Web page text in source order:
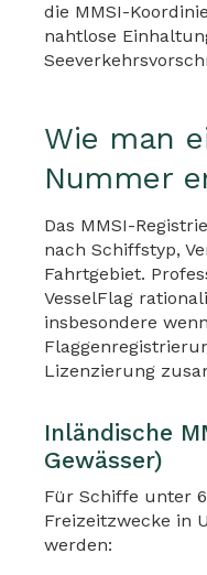
die MMSI-
nahtlose
Wie man
Nummer
Das MMSI-
nach Schiffstyp,
Fahrtgebiet.
VesselFlag
insbesondere
Lizenzierung
Inländische
Gewässer)
Für Schiffe unter
Freizeitzwecke in
werden: